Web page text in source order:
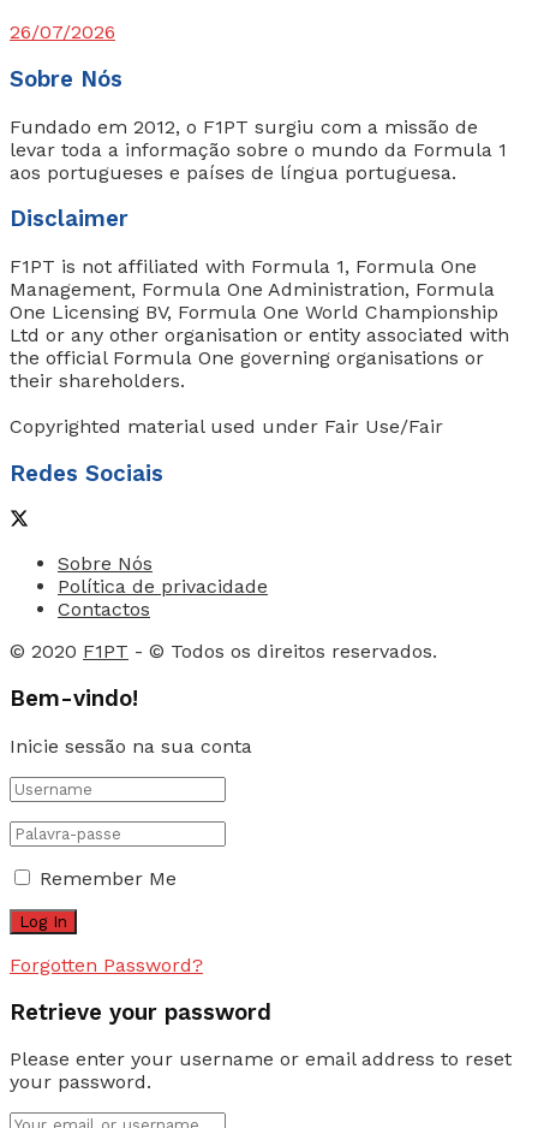
26/07/2026
Sobre Nós
Fundado em 2012, o F1PT surgiu com a missão de
levar toda a informação sobre o mundo da Formula 1
aos portugueses e países de língua portuguesa.
Disclaimer
F1PT is not affiliated with Formula 1, Formula One
Management, Formula One Administration, Formula
One Licensing BV, Formula One World Championship
Ltd or any other organisation or entity associated with
the official Formula One governing organisations or
their shareholders.
Copyrighted material used under Fair Use/Fair
Redes Sociais
Sobre Nós
Política de privacidade
Contactos
© 2020 F1PT - © Todos os direitos reservados.
Bem-vindo!
Inicie sessão na sua conta
Remember Me
Forgotten Password?
Retrieve your password
Please enter your username or email address to reset
your password.